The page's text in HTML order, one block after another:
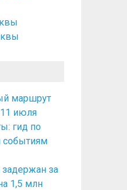
маршрут
июля
гид по
за
1,5 млн